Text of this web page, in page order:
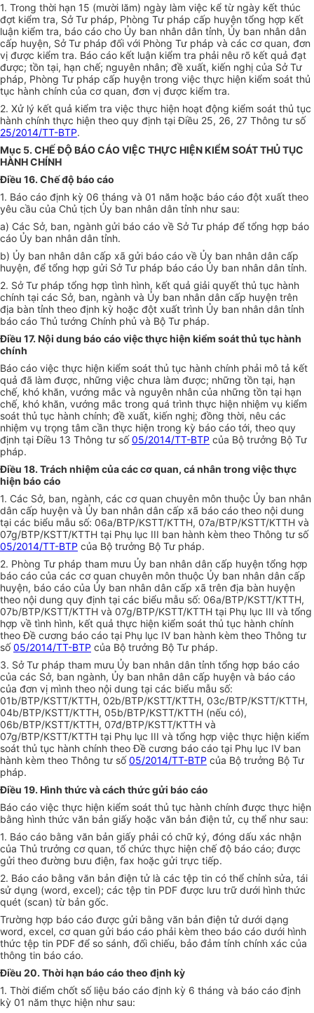
1. Trong thời hạn 15 (mười lăm) ngày làm việc kể từ ngày kết thúc
đợt kiểm tra, Sở Tư pháp, Phòng Tư pháp cấp huyện tổng hợp kết
luận kiểm tra, báo cáo cho Ủy ban nhân dân tỉnh, Ủy ban nhân dân
cấp huyện, Sở Tư pháp đối với Phòng Tư pháp và các cơ quan, đơn
vị được kiểm tra. Báo cáo kết luận kiểm tra phải nêu rõ kết quả đạt
được; tồn tại, hạn chế; nguyên nhân; đề xuất, kiến nghị của Sở Tư
pháp, Phòng Tư pháp cấp huyện trong việc thực hiện kiểm soát thủ
tục hành chính của cơ quan, đơn vị được kiểm tra.
2. Xử lý kết quả kiểm tra việc thực hiện hoạt động kiểm soát thủ tục
hành chính thực hiện theo quy định tại Điều 25, 26, 27 Thông tư số
25/2014/TT-BTP.
Mục 5. CHẾ ĐỘ BÁO CÁO VIỆC THỰC HIỆN KIỂM SOÁT THỦ TỤC
HÀNH CHÍNH
Điều 16. Chế độ báo cáo
1. Báo cáo định kỳ 06 tháng và 01 năm hoặc báo cáo đột xuất theo
yêu cầu của Chủ tịch Ủy ban nhân dân tỉnh như sau:
a) Các Sở, ban, ngành gửi báo cáo về Sở Tư pháp để tổng hợp báo
cáo Ủy ban nhân dân tỉnh.
b) Ủy ban nhân dân cấp xã gửi báo cáo về Ủy ban nhân dân cấp
huyện, để tổng hợp gửi Sở Tư pháp báo cáo Ủy ban nhân dân tỉnh.
2. Sở Tư pháp tổng hợp tình hình, kết quả giải quyết thủ tục hành
chính tại các Sở, ban, ngành và Ủy ban nhân dân cấp huyện trên
địa bàn tỉnh theo định kỳ hoặc đột xuất trình Ủy ban nhân dân tỉnh
báo cáo Thủ tướng Chính phủ và Bộ Tư pháp.
Điều 17. Nội dung báo cáo việc thực hiện kiểm soát thủ tục hành
chính
Báo cáo việc thực hiện kiểm soát thủ tục hành chính phải mô tả kết
quả đã làm được, những việc chưa làm được; những tồn tại, hạn
chế, khó khăn, vướng mắc và nguyên nhân của những tồn tại hạn
chế, khó khăn, vướng mắc trong quá trình thực hiện nhiệm vụ kiểm
soát thủ tục hành chính; đề xuất, kiến nghị; đồng thời, nêu các
nhiệm vụ trọng tâm cần thực hiện trong kỳ báo cáo tới, theo quy
định tại Điều 13 Thông tư số05/2014/TT-BTP của Bộ trưởng Bộ Tư
pháp.
Điều 18. Trách nhiệm của các cơ quan, cá nhân trong việc thực
hiện báo cáo
1. Các Sở, ban, ngành, các cơ quan chuyên môn thuộc Ủy ban nhân
dân cấp huyện và Ủy ban nhân dân cấp xã báo cáo theo nội dung
tại các biểu mẫu số: 06a/BTP/KSTT/KTTH, 07a/BTP/KSTT/KTTH và
07g/BTP/KSTT/KTTH tại Phụ lục III ban hành kèm theo Thông tư số
05/2014/TT-BTP của Bộ trưởng Bộ Tư pháp.
2. Phòng Tư pháp tham mưu Ủy ban nhân dân cấp huyện tổng hợp
báo cáo của các cơ quan chuyên môn thuộc Ủy ban nhân dân cấp
huyện, báo cáo của Ủy ban nhân dân cấp xã trên địa bàn huyện
theo nội dung quy định tại các biểu mẫu số: 06a/BTP/KSTT/KTTH,
07b/BTP/KSTT/KTTH và 07g/BTP/KSTT/KTTH tại Phụ lục III và tổng
hợp về tình hình, kết quả thực hiện kiểm soát thủ tục hành chính
theo Đề cương báo cáo tại Phụ lục IV ban hành kèm theo Thông tư
số05/2014/TT-BTP của Bộ trưởng Bộ Tư pháp.
3. Sở Tư pháp tham mưu Ủy ban nhân dân tỉnh tổng hợp báo cáo
của các Sở, ban ngành, Ủy ban nhân dân cấp huyện và báo cáo
của đơn vị mình theo nội dung tại các biểu mẫu số:
01b/BTP/KSTT/KTTH, 02b/BTP/KSTT/KTTH, 03c/BTP/KSTT/KTTH,
04b/BTP/KSTT/KTTH, 05b/BTP/KSTT/KTTH (nếu có),
06b/BTP/KSTT/KTTH, 07đ/BTP/KSTT/KTTH và
07g/BTP/KSTT/KTTH tại Phụ lục III và tổng hợp việc thực hiện kiểm
soát thủ tục hành chính theo Đề cương báo cáo tại Phụ lục IV ban
hành kèm theo Thông tư số05/2014/TT-BTP của Bộ trưởng Bộ Tư
pháp.
Điều 19. Hình thức và cách thức gửi báo cáo
Báo cáo việc thực hiện kiểm soát thủ tục hành chính được thực hiện
bằng hình thức văn bản giấy hoặc văn bản điện tử, cụ thể như sau:
1. Báo cáo bằng văn bản giấy phải có chữ ký, đóng dấu xác nhận
của Thủ trưởng cơ quan, tổ chức thực hiện chế độ báo cáo; được
gửi theo đường bưu điện, fax hoặc gửi trực tiếp.
2. Báo cáo bằng văn bản điện tử là các tệp tin có thể chỉnh sửa, tái
sử dụng (word, excel); các tệp tin PDF được lưu trữ dưới hình thức
quét (scan) từ bản gốc.
Trường hợp báo cáo được gửi bằng văn bản điện tử dưới dạng
word, excel, cơ quan gửi báo cáo phải kèm theo báo cáo dưới hình
thức tệp tin PDF để so sánh, đối chiếu, bảo đảm tính chính xác của
thông tin báo cáo.
Điều 20. Thời hạn báo cáo theo định kỳ
1. Thời điểm chốt số liệu báo cáo định kỳ 6 tháng và báo cáo định
kỳ 01 năm thực hiện như sau: